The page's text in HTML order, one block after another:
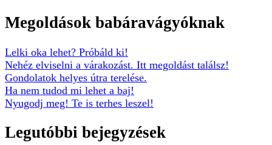
Megoldások babáravágyóknak
Lelki oka lehet? Próbáld ki!
Nehéz elviselni a várakozást. Itt megoldást találsz!
Gondolatok helyes útra terelése.
Ha nem tudod mi lehet a baj!
Nyugodj meg! Te is terhes leszel!
Legutóbbi bejegyzések